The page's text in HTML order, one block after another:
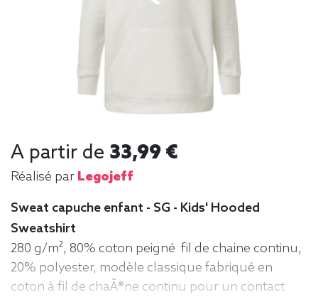
A partir de 33,99 €
Réalisé par Legojeff
Sweat capuche enfant - SG - Kids' Hooded
Sweatshirt
280 g/m², 80% coton peigné fil de chaine continu,
20% polyester, modèle classique fabriqué en
coton à fil de chaÃ®ne continu pour un contact